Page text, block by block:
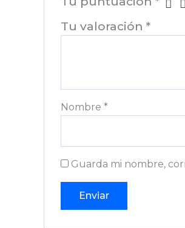
Tu valoración *
Nombre *
Guarda mi nombre,